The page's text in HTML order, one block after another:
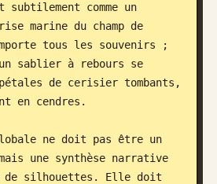
subtilement comme un
marine du champ de
tous les souvenirs ;
sablier à rebours se
de cerisier tombants,
en cendres.
ne doit pas être un
une synthèse narrative
de silhouettes. Elle doit